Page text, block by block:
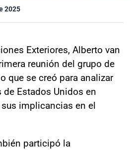
2025
Exteriores, Alberto van
reunión del grupo de
que se creó para analizar
Estados Unidos en
implicancias en el
participó la